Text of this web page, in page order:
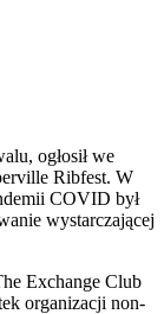
ogłosił we
Ribfest. W
COVID był
wystarczającej
Exchange Club
organizacji non-